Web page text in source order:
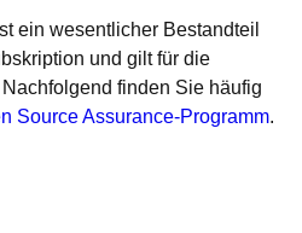
ein wesentlicher Bestandteil
und gilt für die
finden Sie häufig
Source Assurance-Programm.